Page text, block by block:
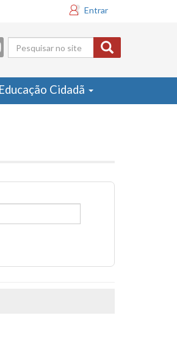
Entrar
Formulário
de busca
Educação Cidadã